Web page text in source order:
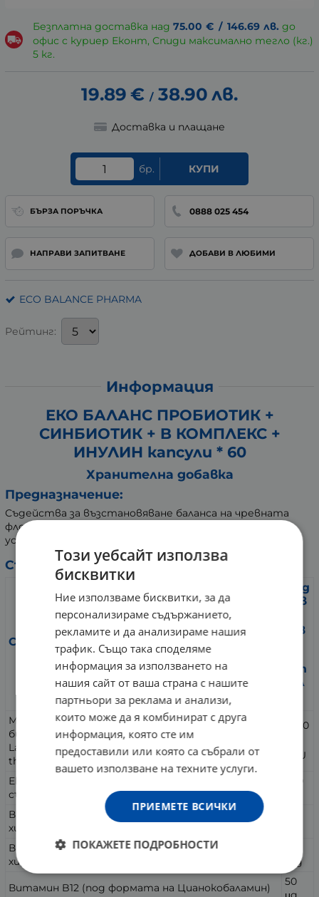
Безплатна доставка над 75.00 € / 146.69 лв. до
офис с куриер Еконт, Спиди максимално тегло (кг.)
5 кг.
19.89 € / 38.90 лв.
Доставка и плащане
бр. КУПИ
БЪРЗА ПОРЪЧКА 0888 025 454
НАПРАВИ ЗАПИТВАНЕ ДОБАВИ В ЛЮБИМИ
ECO BALANCE PHARMA
Рейтинг:
Информация
ЕКО БАЛАНС ПРОБИОТИК +
СИНБИОТИК + B КОМПЛЕКС +
ИНУЛИН капсули * 60
Хранителна добавка
Предназначение:
Съдейства за възстановяване баланса на чревната
флора. Наличието на пробиотик (инулин) подпомага
усвояването на калция в организма.
Състав:
Съдържание
в 1 д
нев
доз
кап
сул
Млечнокисели пробиотични бактерии и
бифидобактерии (Lactobacillus rhamnosus,
Lactobacillus bulgaricus, Streptococcus
thermophilus, Bifidobacterium infantis)
12x10
CFU
Екстракт получен от корен на Цикория
съдържащ инулин (Cichorium intybus)
300
Витамин B1 (под формата на Тиамин
хидрохлорид)
Витамин B6 (под формата на Пиридоксин
хидрохлорид)
mg
Витамин B12 (под формата на Цианокобаламин)
50
Този уебсайт използва
бисквитки
Ние използваме бисквитки, за да
персонализираме съдържанието,
рекламите и да анализираме нашия
трафик. Също така споделяме
информация за използването на
нашия сайт от ваша страна с нашите
партньори за реклама и анализи,
които може да я комбинират с друга
информация, която сте им
предоставили или която са събрали от
вашето използване на техните услуги.
ПРИЕМЕТЕ ВСИЧКИ
ПОКАЖЕТЕ ПОДРОБНОСТИ